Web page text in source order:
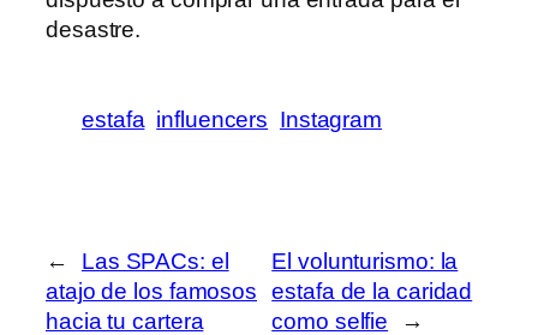
desastre.
estafa influencers Instagram
←
Las SPACs: el
atajo de los famosos
hacia tu cartera
El volunturismo: la
estafa de la caridad
como selfie
→